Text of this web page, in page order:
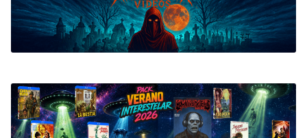
Bluray
Clasificada S
artwork
fantaterror